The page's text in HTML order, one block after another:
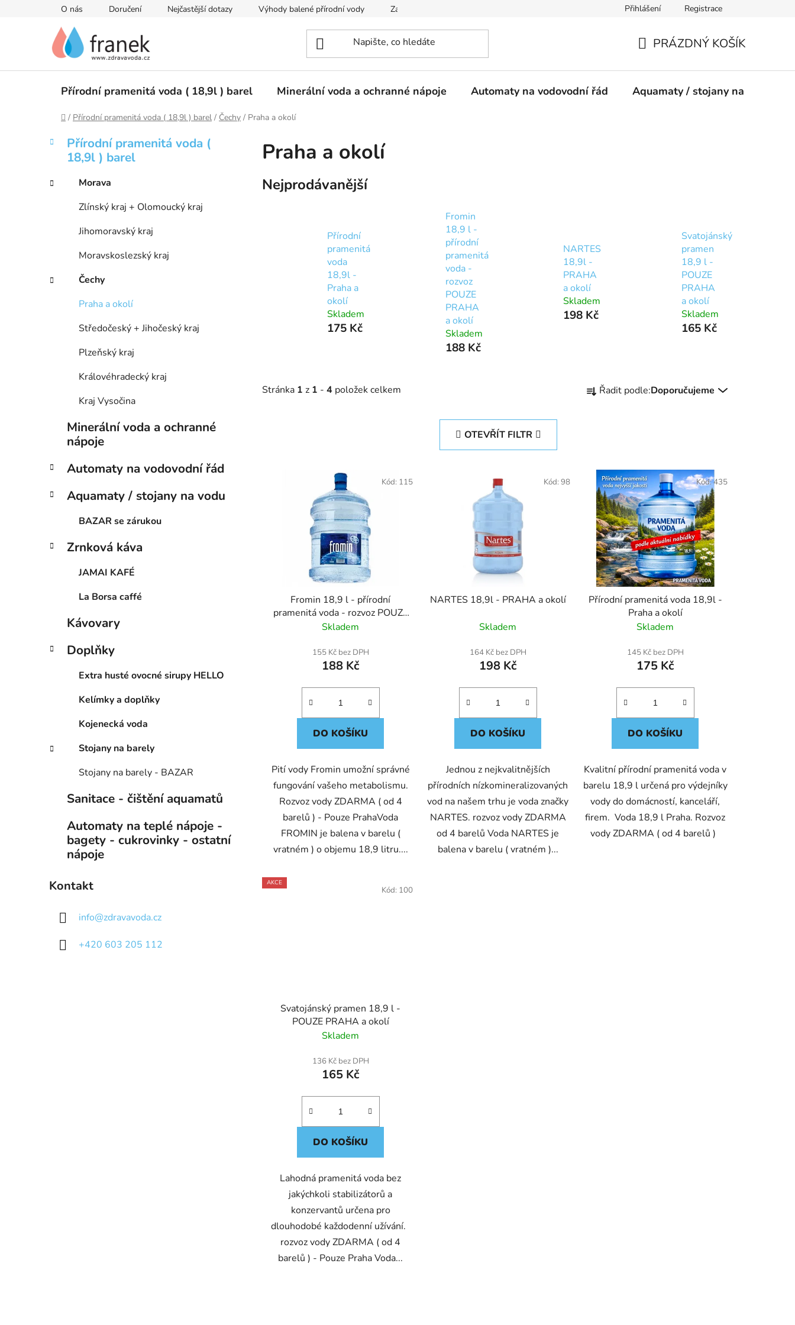
O nás Doručení Nejčastější dotazy Výhody balené přírodní vody Zaregistrujte se Přihlášení Registrace
KOŠÍK
PRÁZDNÝ KOŠÍK
Přírodní pramenitá voda ( 18,9l ) barel Minerální voda a ochranné nápoje Automaty na vodovodní řád Aquamaty / stojany na vodu
Domů
/ Přírodní pramenitá voda ( 18,9l ) barel / Čechy / Praha a okolí
P
t
p
Přeskočit
kategorie
K
a
g
Přírodní pramenitá voda (
18,9l ) barel
Morava
Zlínský kraj + Olomoucký kraj
Jihomoravský kraj
Moravskoslezský kraj
Čechy
Praha a okolí
Středočeský + Jihočeský kraj
Plzeňský kraj
Královéhradecký kraj
Kraj Vysočina
Minerální voda a ochranné
nápoje
Automaty na vodovodní řád
Aquamaty / stojany na vodu
BAZAR se zárukou
Zrnková káva
JAMAI KAFÉ
La Borsa caffé
Kávovary
Doplňky
Extra husté ovocné sirupy HELLO
Kelímky a doplňky
Kojenecká voda
Stojany na barely
Stojany na barely - BAZAR
Sanitace - čištění aquamatů
Automaty na teplé nápoje -
bagety - cukrovinky - ostatní
nápoje
Kontakt
info@zdravavoda.cz
+420 603 205 112
Praha a okolí
Nejprodávanější
Přírodní
pramenitá
voda
18,9l -
Praha a
okolí
Skladem
175 Kč
Fromin
18,9 l -
přírodní
pramenitá
voda -
rozvoz
POUZE
PRAHA
a okolí
Skladem
188 Kč
NARTES
18,9l -
PRAHA
a okolí
Skladem
198 Kč
Svatojánský
pramen
18,9 l -
POUZE
PRAHA
a okolí
Skladem
165 Kč
Stránka 1 z 1 - 4 položek celkem
a Řadit podle:Doporučujeme
OTEVŘÍT FILTR
Fromin 18,9 l - přírodní
pramenitá voda - rozvoz POUZE
PRAHA a okolí
Skladem
155 Kč bez DPH
188 Kč
DO KOŠÍKU
Pití vody Fromin umožní správné
fungování vašeho metabolismu.
Rozvoz vody ZDARMA ( od 4
barelů ) - Pouze PrahaVoda
FROMIN je balena v barelu (
vratném ) o objemu 18,9 litru....
Kód: 115
NARTES 18,9l - PRAHA a okolí
Skladem
164 Kč bez DPH
198 Kč
DO KOŠÍKU
Jednou z nejkvalitnějších
přírodních nízkomineralizovaných
vod na našem trhu je voda značky
NARTES. rozvoz vody ZDARMA
od 4 barelů Voda NARTES je
balena v barelu ( vratném )...
Kód: 98
Přírodní pramenitá voda 18,9l -
Praha a okolí
Skladem
145 Kč bez DPH
175 Kč
DO KOŠÍKU
Kvalitní přírodní pramenitá voda v
barelu 18,9 l určená pro výdejníky
vody do domácností, kanceláří,
firem. Voda 18,9 l Praha. Rozvoz
vody ZDARMA ( od 4 barelů )
Kód:435
AKCE
Svatojánský pramen 18,9 l -
POUZE PRAHA a okolí
Skladem
136 Kč bez DPH
165 Kč
DO KOŠÍKU
Lahodná pramenitá voda bez
jakýchkoli stabilizátorů a
konzervantů určena pro
dlouhodobé každodenní užívání.
rozvoz vody ZDARMA ( od 4
barelů ) - Pouze Praha Voda...
Kód: 100